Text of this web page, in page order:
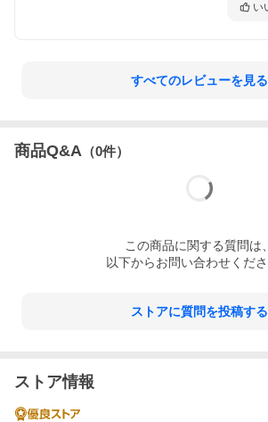
い
すべてのレビューを見る
商品Q&A （0件）
この商品に関する質問は、
以下からお問い合わせくださ
ストアに質問を投稿する
ストア情報